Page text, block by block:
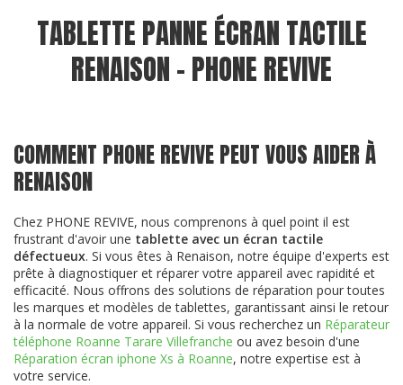
TABLETTE PANNE ÉCRAN TACTILE
RENAISON - PHONE REVIVE
COMMENT PHONE REVIVE PEUT VOUS AIDER À
RENAISON
Chez PHONE REVIVE, nous comprenons à quel point il est
frustrant d'avoir une tablette avec un écran tactile
défectueux. Si vous êtes à Renaison, notre équipe d'experts est
prête à diagnostiquer et réparer votre appareil avec rapidité et
efficacité. Nous offrons des solutions de réparation pour toutes
les marques et modèles de tablettes, garantissant ainsi le retour
à la normale de votre appareil. Si vous recherchez un Réparateur
téléphone Roanne Tarare Villefranche ou avez besoin d'une
Réparation écran iphone Xs à Roanne, notre expertise est à
votre service.